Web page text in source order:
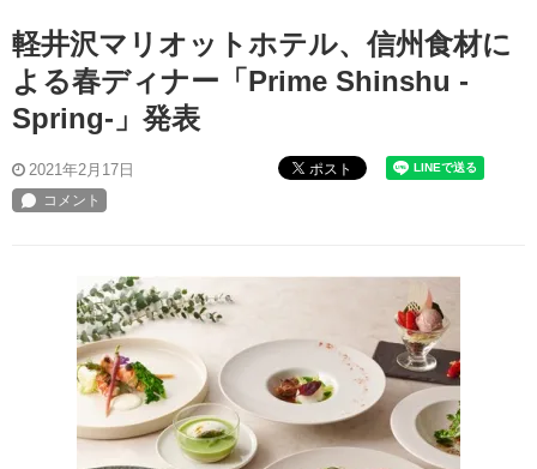
軽井沢マリオットホテル、信州食材に
よる春ディナー「Prime Shinshu -
Spring-」発表
2021年2月17日 ポスト